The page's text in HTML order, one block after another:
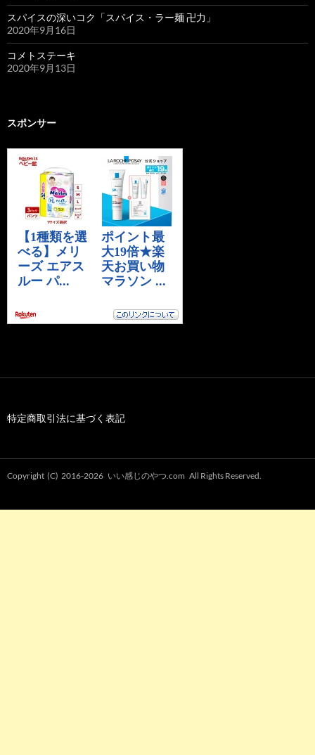
スパイスの深いコク「スパイス・ラー麺 卍力」
2020年9月16日
コメトステーキ
2020年9月13日
スポンサー
特定商取引法に基づく表記
Copyright (C) 2016-2026 いい感じのやつ.com All Rights Reserved.